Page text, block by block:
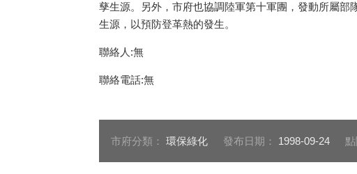
孳生源。另外，市府也協調陸軍第十軍團，發動所屬
生源，以預防登革熱的發生。
聯絡人:無
聯絡電話:無
市府分類： 環保綠化 發布日期： 1998-09-24 點